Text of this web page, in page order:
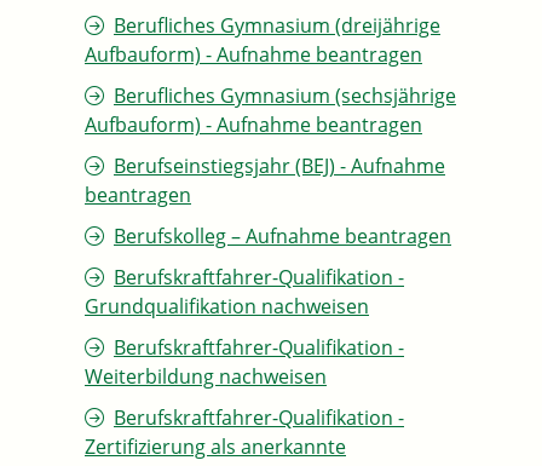
Berufliches Gymnasium (dreijährige
Aufbauform) - Aufnahme beantragen
Berufliches Gymnasium (sechsjährige
Aufbauform) - Aufnahme beantragen
Berufseinstiegsjahr (BEJ) - Aufnahme
beantragen
Berufskolleg – Aufnahme beantragen
Berufskraftfahrer-Qualifikation -
Grundqualifikation nachweisen
Berufskraftfahrer-Qualifikation -
Weiterbildung nachweisen
Berufskraftfahrer-Qualifikation -
Zertifizierung als anerkannte